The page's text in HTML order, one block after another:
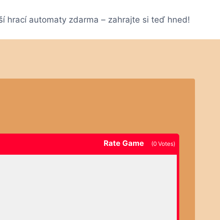
hrací automaty zdarma – zahrajte si teď hned!
Rate Game (0 Votes)